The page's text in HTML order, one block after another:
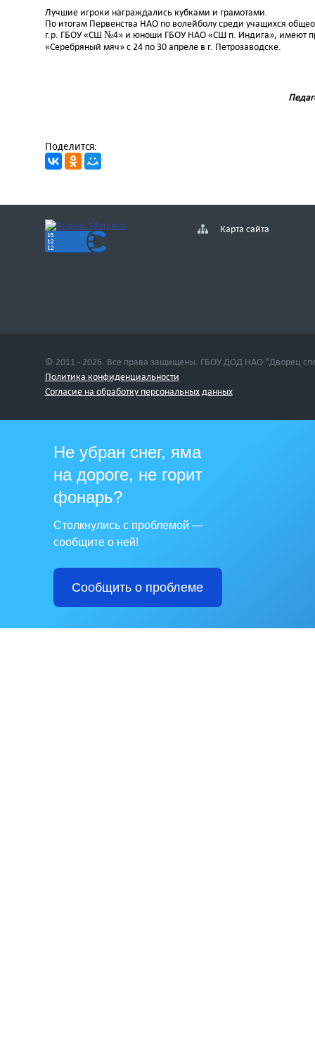
Лучшие игроки награждались кубками и грамотами.
По итогам Первенства НАО по волейболу среди учащихся
г.р. ГБОУ «СШ №4» и юноши ГБОУ НАО «СШ п. Индига», имеют
«Серебряный мяч» с 24 по 30 апреле в г. Петрозаводске.
Поделится:
Карта сайта
© 2011 - 2026. Все права защищены. ГБОУ ДОД НАО "Дворец
Политика конфиденциальности
Cогласие на обработку персональных данных
Не убран снег, яма
на дороге, не горит
фонарь?
Столкнулись с проблемой —
сообщите о ней!
Сообщить о проблеме